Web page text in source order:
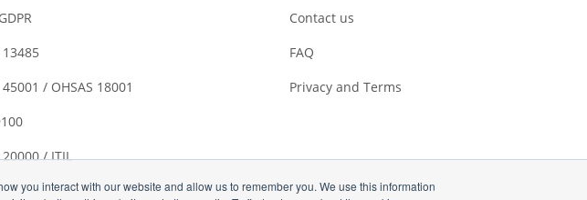
you interact with our website and allow us to remember you. We use this information
13485
45001 / OHSAS 18001
20000 / ITIL
Contact us
FAQ
Privacy and Terms